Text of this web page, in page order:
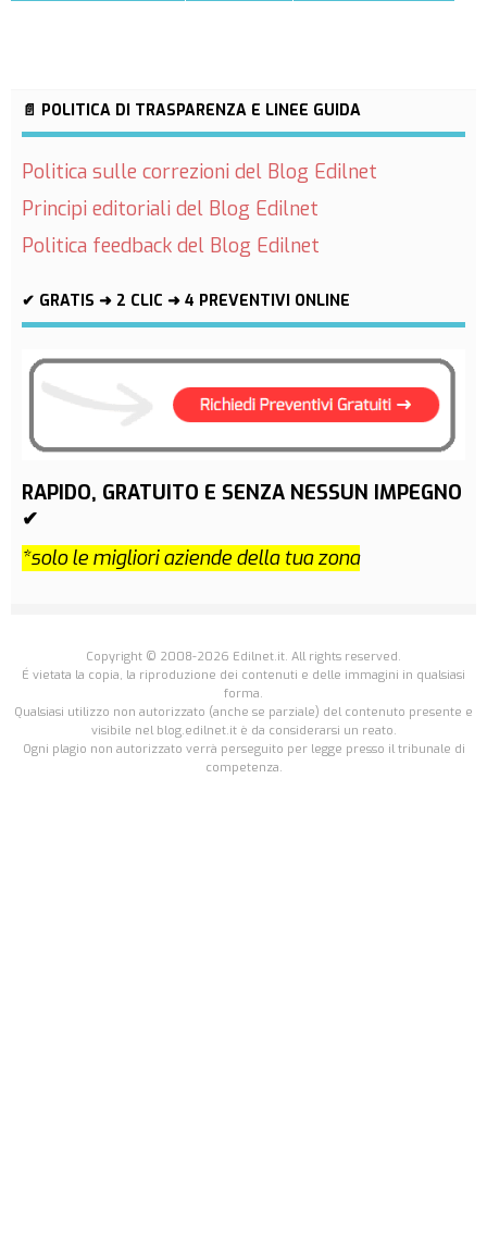
📄 POLITICA DI TRASPARENZA E LINEE GUIDA
Politica sulle correzioni del Blog Edilnet
Principi editoriali del Blog Edilnet
Politica feedback del Blog Edilnet
✔ GRATIS ➜ 2 CLIC ➜ 4 PREVENTIVI ONLINE
RAPIDO, GRATUITO E SENZA NESSUN IMPEGNO
✔
*solo le migliori aziende della tua zona
Copyright © 2008-2026 Edilnet.it. All rights reserved.
É vietata la copia, la riproduzione dei contenuti e delle immagini in qualsiasi
forma.
Qualsiasi utilizzo non autorizzato (anche se parziale) del contenuto presente e
visibile nel blog.edilnet.it è da considerarsi un reato.
Ogni plagio non autorizzato verrà perseguito per legge presso il tribunale di
competenza.